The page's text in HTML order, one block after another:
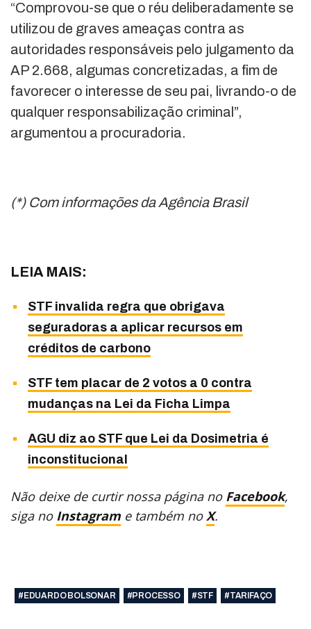
“Comprovou-se que o réu deliberadamente se
utilizou de graves ameaças contra as
autoridades responsáveis pelo julgamento da
AP 2.668, algumas concretizadas, a fim de
favorecer o interesse de seu pai, livrando-o de
qualquer responsabilização criminal”,
argumentou a procuradoria.
(*) Com informações da Agência Brasil
LEIA MAIS:
STF invalida regra que obrigava
seguradoras a aplicar recursos em
créditos de carbono
STF tem placar de 2 votos a 0 contra
mudanças na Lei da Ficha Limpa
AGU diz ao STF que Lei da Dosimetria é
inconstitucional
Não deixe de curtir nossa página no Facebook,
siga no Instagram e também noX.
#EDUARDO BOLSONAR #PROCESSO #STF #TARIFAÇO